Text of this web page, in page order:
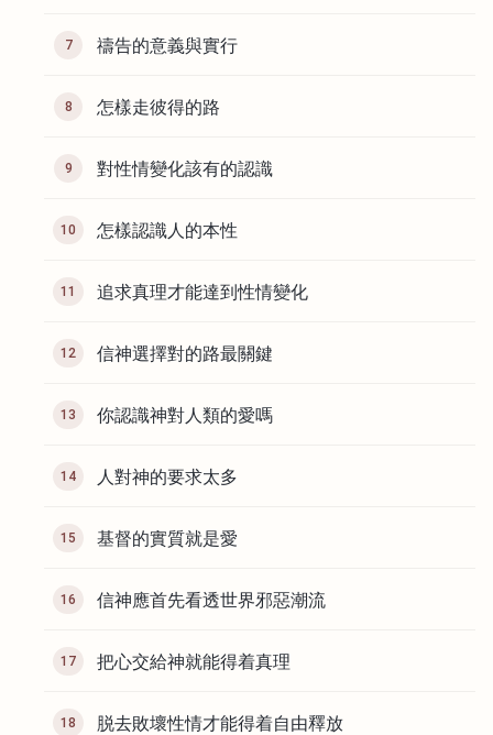
7 禱告的意義與實行
8 怎樣走彼得的路
9 對性情變化該有的認識
10 怎樣認識人的本性
11 追求真理才能達到性情變化
12 信神選擇對的路最關鍵
13 你認識神對人類的愛嗎
14 人對神的要求太多
15 基督的實質就是愛
16 信神應首先看透世界邪惡潮流
17 把心交給神就能得着真理
18 脱去敗壞性情才能得着自由釋放